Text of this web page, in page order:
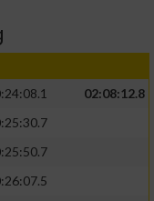
02:08:12.8